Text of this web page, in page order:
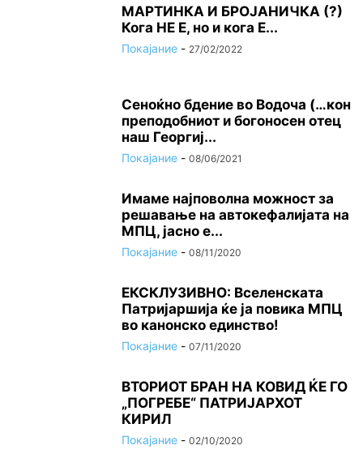
МАРТИНКА И БРОЈАНИЧКА (?)
Кога НЕ Е, но и кога Е...
Покајание - 27/02/2022
Сеноќно бдение во Водоча (…кон
преподобниот и богоносен отец
наш Георгиј...
Покајание - 08/06/2021
Имаме најповолна можност за
решавање на автокефалијата на
МПЦ, јасно е...
Покајание - 08/11/2020
ЕКСКЛУЗИВНО: Вселенската
Патријаршија ќе ја повика МПЦ
во канонско единство!
Покајание - 07/11/2020
ВТОРИОТ БРАН НА КОВИД ЌЕ ГО
„ПОГРЕБЕ“ ПАТРИЈАРХОТ
КИРИЛ
Покајание - 02/10/2020